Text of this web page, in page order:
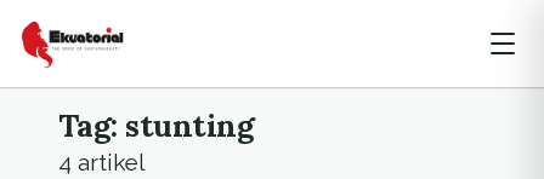
Tag: stunting
4 artikel